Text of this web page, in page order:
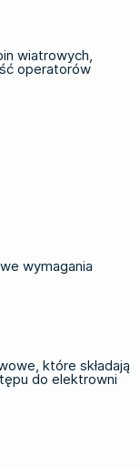
wiatrowych,
operatorów
wymagania
które składają
do elektrowni